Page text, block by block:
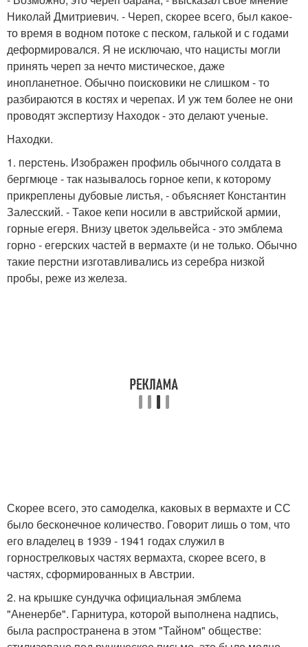
Николай Дмитриевич. - Череп, скорее всего, был какое-
то время в водном потоке с песком, галькой и с годами
деформировался. Я не исключаю, что нацисты могли
принять череп за нечто мистическое, даже
инопланетное. Обычно поисковики не слишком - то
разбираются в костях и черепах. И уж тем более не они
проводят экспертизу Находок - это делают ученые.
Находки.
1. перстень. Изображен профиль обычного солдата в
бергмюце - так называлось горное кепи, к которому
прикреплены дубовые листья, - объясняет Константин
Залесский. - Такое кепи носили в австрийской армии,
горные егеря. Внизу цветок эдельвейса - это эмблема
горно - егерских частей в вермахте (и не только. Обычно
такие перстни изготавливались из серебра низкой
пробы, реже из железа.
Скорее всего, это самоделка, каковых в вермахте и СС
было бесконечное количество. Говорит лишь о том, что
его владелец в 1939 - 1941 годах служил в
горнострелковых частях вермахта, скорее всего, в
частях, сформированных в Австрии.
2. на крышке сундучка официальная эмблема
"Аненербе". Гарнитура, которой выполнена надпись,
была распространена в этом "Тайном" обществе: